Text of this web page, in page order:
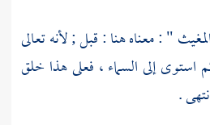
" : معناه هنا : قبل ; لأنه تعالى
إلى السماء ، فعلى هذا خلق
.